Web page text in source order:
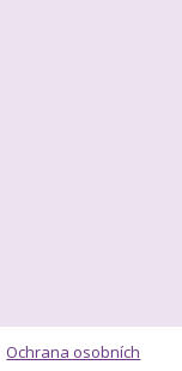
Ochrana osobních